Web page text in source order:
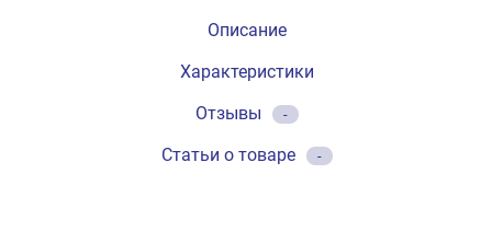
Описание
Характеристики
Отзывы
-
Статьи о товаре -